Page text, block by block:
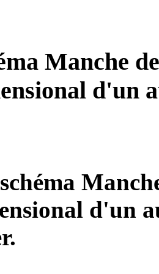
Manche
d'un
d'un